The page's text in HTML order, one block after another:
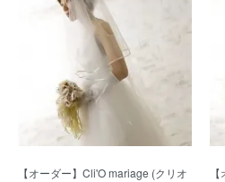
【オーダー】Cli'O mariage (クリオ